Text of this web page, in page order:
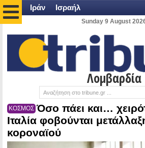
Ιράν Ισραήλ
Sunday 9 August
Λομβαρδία
ΚΟΣΜΟΣ Όσο πάει και…
Ιταλία φοβούνται
κοροναϊού